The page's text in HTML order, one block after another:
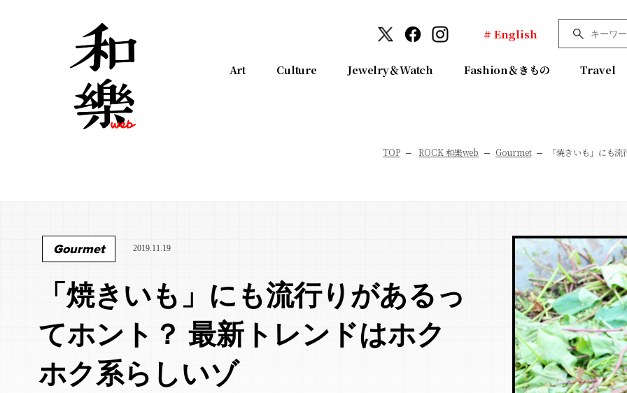
# English
Art Culture Jewelry＆Watch Fashion＆きもの Travel
TOP ROCK 和樂web Gourmet 「焼きいも」にも
Gourmet 2019.11.19
「焼きいも」にも流行りがあるっ
てホント？ 最新トレンドはホク
ホク系らしいゾ